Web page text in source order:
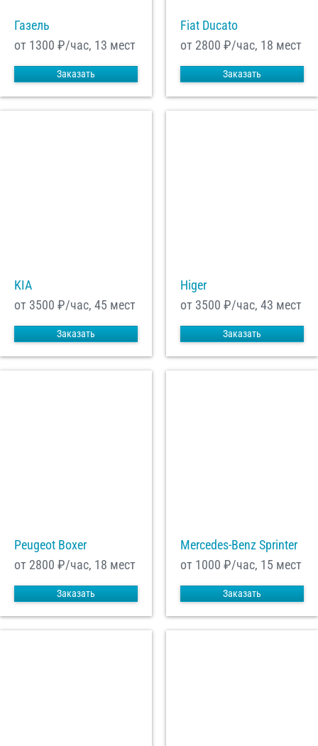
Газель
от 1300 ₽/час, 13 мест
Заказать
Fiat Ducato
от 2800 ₽/час, 18 мест
Заказать
KIA
от 3500 ₽/час, 45 мест
Заказать
Higer
от 3500 ₽/час, 43 мест
Заказать
Peugeot Boxer
от 2800 ₽/час, 18 мест
Заказать
Mercedes-Benz Sprinter
от 1000 ₽/час, 15 мест
Заказать